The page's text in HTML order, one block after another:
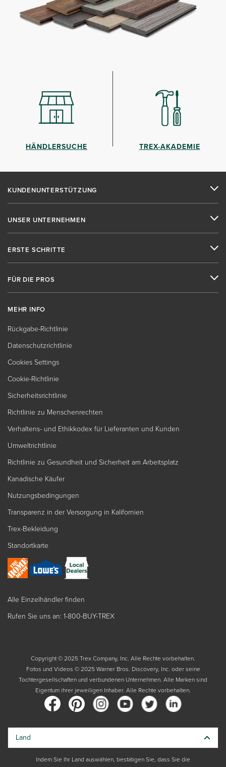
HÄNDLERSUCHE TREX-AKADEMIE
KUNDENUNTERSTÜTZUNG
UNSER UNTERNEHMEN
ERSTE SCHRITTE
FÜR DIE PROS
MEHR INFO
Rückgabe-Richtlinie
Datenschutzrichtlinie
Cookies Settings
Cookie-Richtlinie
Sicherheitsrichtlinie
Richtlinie zu Menschenrechten
Verhaltens- und Ethikkodex für Lieferanten und Kunden
Umweltrichtlinie
Richtlinie zu Gesundheit und Sicherheit am Arbeitsplatz
Kanadische Käufer
Nutzungsbedingungen
Transparenz in der Versorgung in Kalifornien
Trex-Bekleidung
Standortkarte
Alle Einzelhändler finden
Rufen Sie uns an: 1-800-BUY-TREX
Copyright © 2025 Trex Company, Inc. Alle Rechte vorbehalten.
Fotos und Videos © 2025 Warner Bros. Discovery, Inc. oder seine
Tochtergesellschaften und verbundenen Unternehmen. Alle Marken sind
Eigentum ihrer jeweiligen Inhaber. Alle Rechte vorbehalten.
Land
Indem Sie Ihr Land auswählen, bestätigen Sie, dass Sie die